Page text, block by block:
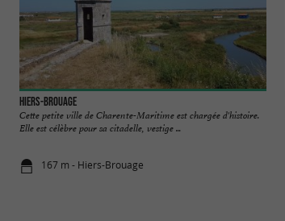
Hiers-Brouage
Cette petite ville de Charente-Maritime est chargée d'histoire.
Elle est célèbre pour sa citadelle, vestige ...
167 m - Hiers-Brouage